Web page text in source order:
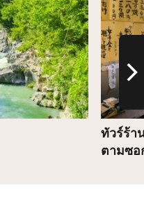
ทัวร์ร้า
ตามซอ